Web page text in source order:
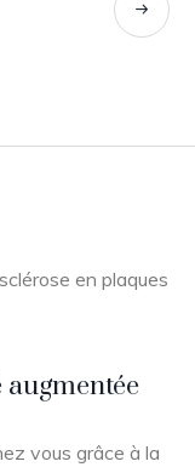
en plaques
vous grâce à la